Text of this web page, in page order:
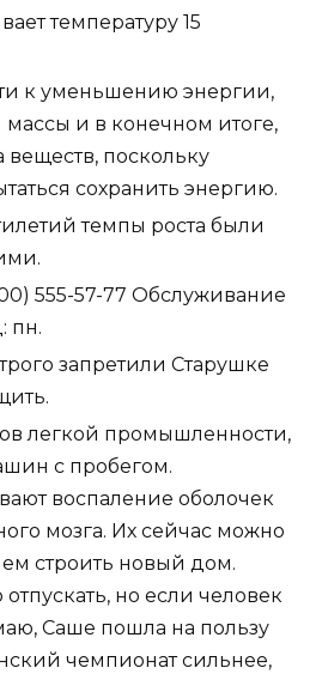
температуру 15
к уменьшению энергии,
и в конечном итоге,
поскольку
сохранить энергию.
темпы роста были
555-57-77 Обслуживание
пн.
запретили Старушке
легкой промышленности,
с пробегом.
воспаление оболочек
мозга. Их сейчас можно
строить новый дом.
отпускать, но если человек
Саше пошла на пользу
чемпионат сильнее,